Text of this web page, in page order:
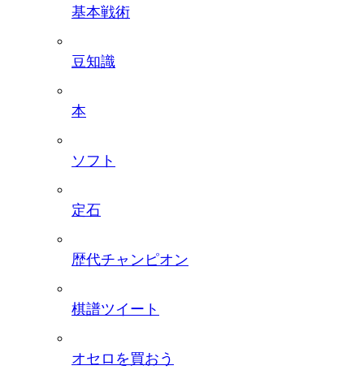
基本戦術
豆知識
本
ソフト
定石
歴代チャンピオン
棋譜ツイート
オセロを買おう